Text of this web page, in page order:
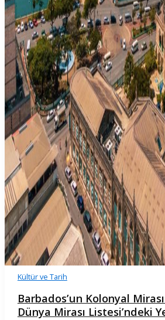
Kültür ve Tarih
Barbados’un Kolonyal
Dünya Mirası Listesi’ndeki